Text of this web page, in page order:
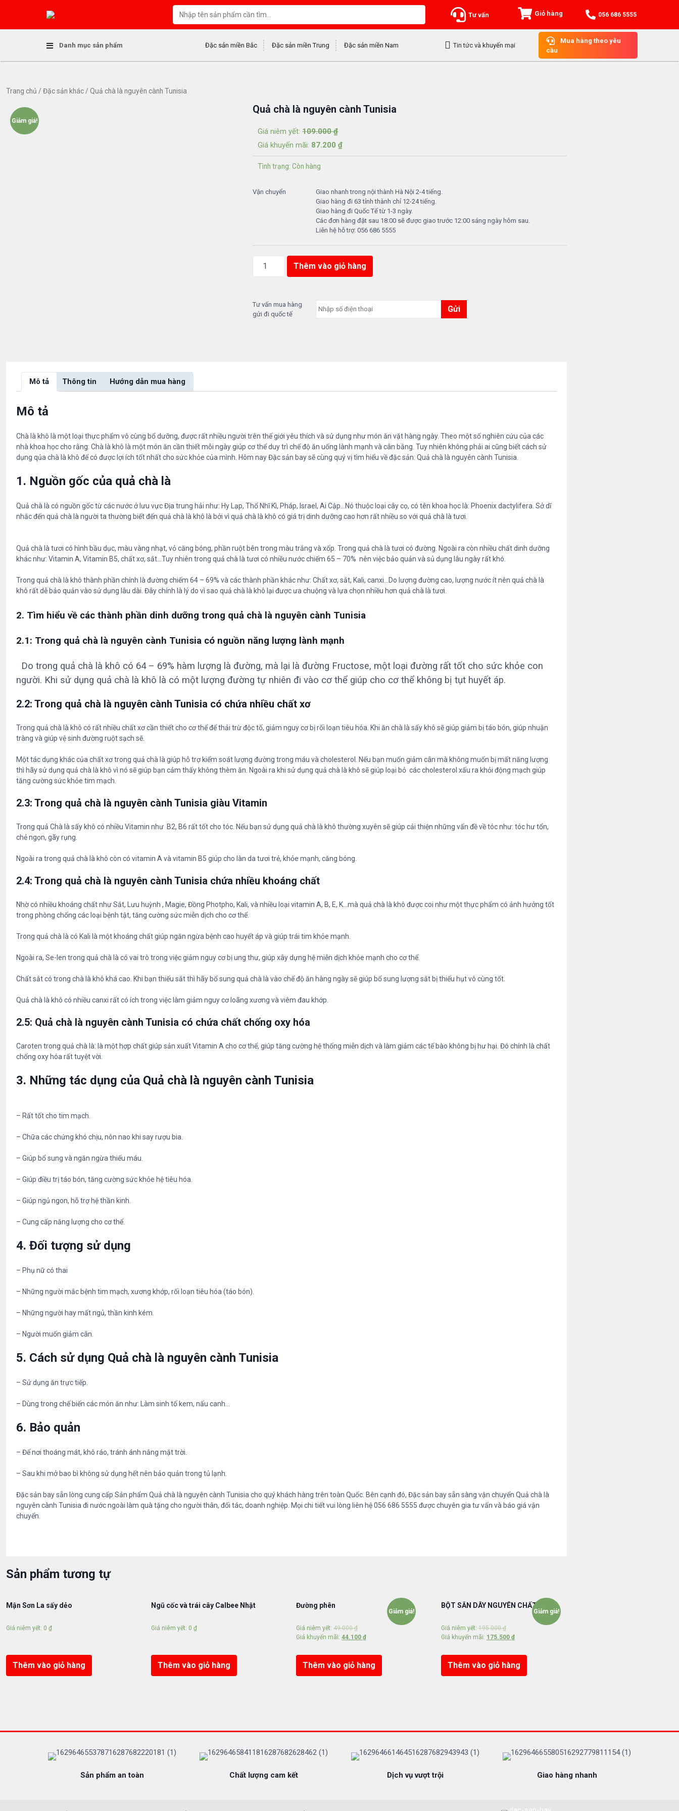
i
o
Tư vấn Giỏ hàng 056 686 5555
Danh mục sản phẩm Đặc sản miền Bắc Đặc sản miền Trung Đặc sản miền Nam Tin tức và khuyến mại
Mua hàng theo yêu
cầu
Trang chủ / Đặc sản khác / Quả chà là nguyên cành Tunisia
Giảm giá!
Quả chà là nguyên cành Tunisia
Giá niêm yết:109.000₫
Giá khuyến mãi: 87.200₫
Tình trạng: Còn hàng
Vận chuyển
Giao nhanh trong nội thành Hà Nội 2-4 tiếng.
Giao hàng đi 63 tỉnh thành chỉ 12-24 tiếng.
Giao hàng đi Quốc Tế từ 1-3 ngày.
Các đơn hàng đặt sau 18:00 sẽ được giao trước 12:00 sáng ngày hôm sau.
Liên hệ hỗ trợ: 056 686 5555
h
à
ê
n
h
T
s
i
ố
l
ợ
n
Thêm vào giỏ hàng
Tư vấn mua hàng
gửi đi quốc tế
Mô tả Thông tin Hướng dẫn mua hàng
Mô tả
Chà là khô là một loại thực phẩm vô cùng bổ dưỡng, được rất nhiều người trên thế giới yêu thích và sử dụng như món ăn vặt hàng ngày. Theo một số nghiên cứu của các
nhà khoa học cho rằng: Chà là khô là một món ăn cần thiết mỗi ngày giúp cơ thể duy trì chế độ ăn uống lành mạnh và cân bằng. Tuy nhiên không phải ai cũng biết cách sử
dụng qủa chà là khô để có được lợi ích tốt nhất cho sức khỏe của mình. Hôm nay Đặc sản bay sẽ cùng quý vị tìm hiểu về đặc sản: Quả chà là nguyên cành Tunisia.
1. Nguồn gốc của quả chà là
Quả chà là có nguồn gốc từ các nước ở lưu vực Địa trung hải như: Hy Lạp, Thổ Nhĩ Kì, Pháp, Israel, Ai Cập…Nó thuộc loại cây cọ, có tên khoa học là: Phoenix dactylifera. Sở dĩ
nhắc đến quả chà là người ta thường biết đến quả chà là khô là bởi vì quả chà là khô có giá trị dinh dưỡng cao hơn rất nhiều so với quả chà là tươi.
Quả chà là tươi có hình bầu dục, màu vàng nhạt, vỏ căng bóng, phần ruột bên trong màu trắng và xốp. Trong quả chà là tươi có đường. Ngoài ra còn nhiều chất dinh dưỡng
khác như: Vitamin A, Vitamin B5, chất xơ, sắt…Tuy nhiên trong quả chà là tươi có nhiều nước chiếm 65 – 70% nên việc bảo quản và sủ dụng lâu ngày rất khó.
Trong quả chà là khô thành phần chính là đường chiếm 64 – 69% và các thành phần khác như: Chất xơ, sắt, Kali, canxi…Do lượng đường cao, lượng nước ít nên quả chà là
khô rất dễ bảo quản vào sử dụng lâu dài. Đây chính là lý do vì sao quả chà là khô lại được ưa chuộng và lựa chọn nhiều hơn quả chà là tươi.
2. Tìm hiểu về các thành phần dinh dưỡng trong quả chà là nguyên cành Tunisia
2.1: Trong quả chà là nguyên cành Tunisia có nguồn năng lượng lành mạnh
Do trong quả chà là khô có 64 – 69% hàm lượng là đường, mà lại là đường Fructose, một loại đường rất tốt cho sức khỏe con
người. Khi sử dụng quả chà là khô là có một lượng đường tự nhiên đi vào cơ thể giúp cho cơ thể không bị tụt huyết áp.
2.2: Trong quả chà là nguyên cành Tunisia có chứa nhiều chất xơ
Trong quả chà là khô có rất nhiều chất xơ cần thiết cho cơ thể để thải trừ độc tố, giảm nguy cơ bị rối loạn tiêu hóa. Khi ăn chà là sấy khô sẽ giúp giảm bị táo bón, giúp nhuận
tràng và giúp vệ sinh đường ruột sạch sẽ.
Một tác dụng khác của chất xơ trong quả chà là giúp hỗ trợ kiểm soát lượng đường trong máu và cholesterol. Nếu bạn muốn giảm cân mà không muốn bị mất năng lượng
thì hãy sử dụng quả chà là khô vì nó sẽ giúp bạn cảm thấy không thèm ăn. Ngoài ra khi sử dụng quả chà là khô sẽ giúp loại bỏ các cholesterol xấu ra khỏi động mạch giúp
tăng cường sức khỏe tim mạch.
2.3: Trong quả chà là nguyên cành Tunisia giàu Vitamin
Trong quả Chà là sấy khô có nhiều Vitamin như B2, B6 rất tốt cho tóc. Nếu bạn sử dụng quả chà là khô thường xuyên sẽ giúp cải thiện những vấn đề về tóc như: tóc hư tổn,
chẻ ngọn, gãy rụng.
Ngoài ra trong quả chà là khô còn có vitamin A và vitamin B5 giúp cho làn da tươi trẻ, khỏe mạnh, căng bóng.
2.4: Trong quả chà là nguyên cành Tunisia chứa nhiều khoáng chất
Nhờ có nhiều khoáng chất như Sắt, Lưu huỳnh , Magie, Đồng Photpho, Kali, và nhiều loại vitamin A, B, E, K…mà quả chà là khô được coi như một thực phẩm có ảnh hưởng tốt
trong phòng chống các loại bệnh tật, tăng cường sức miễn dịch cho cơ thể.
Trong quả chà là có Kali là một khoáng chất giúp ngăn ngừa bệnh cao huyết áp và giúp trái tim khỏe mạnh.
Ngoài ra, Se-len trong quả chà là có vai trò trong việc giảm nguy cơ bị ung thư, giúp xây dựng hệ miễn dịch khỏe mạnh cho cơ thể.
Chất sắt có trong chà là khô khá cao. Khi bạn thiếu sắt thì hãy bổ sung quả chà là vào chế độ ăn hàng ngày sẽ giúp bổ sung lượng sắt bị thiếu hụt vô cùng tốt.
Quả chà là khô có nhiều canxi rất có ích trong việc làm giảm nguy cơ loãng xương và viêm đau khớp.
2.5: Quả chà là nguyên cành Tunisia có chứa chất chống oxy hóa
Caroten trong quả chà là: là một hợp chất giúp sản xuất Vitamin A cho cơ thể, giúp tăng cường hệ thống miễn dịch và làm giảm các tế bào không bị hư hại. Đó chính là chất
chống oxy hóa rất tuyệt vời.
3. Những tác dụng của Quả chà là nguyên cành Tunisia
– Rất tốt cho tim mạch.
– Chữa các chứng khó chịu, nôn nao khi say rượu bia.
– Giúp bổ sung và ngăn ngừa thiếu máu.
– Giúp điều trị táo bón, tăng cường sức khỏe hệ tiêu hóa.
– Giúp ngủ ngon, hỗ trợ hệ thần kinh.
– Cung cấp năng lượng cho cơ thể.
4. Đối tượng sử dụng
– Phụ nữ có thai
– Những người mắc bệnh tim mạch, xương khớp, rối loạn tiêu hóa (táo bón).
– Những người hay mất ngủ, thần kinh kém.
– Người muốn giảm cân.
5. Cách sử dụng Quả chà là nguyên cành Tunisia
– Sử dụng ăn trực tiếp.
– Dùng trong chế biến các món ăn như: Làm sinh tố kem, nấu canh…
6. Bảo quản
– Để nơi thoáng mát, khô ráo, tránh ánh nắng mặt trời.
– Sau khi mở bao bì không sử dụng hết nên bảo quản trong tủ lạnh.
Đặc sản bay sẵn lòng cung cấp Sản phẩm Quả chà là nguyên cành Tunisia cho quý khách hàng trên toàn Quốc. Bên cạnh đó, Đặc sản bay sẵn sàng vận chuyển Quả chà là
nguyên cành Tunisia đi nước ngoài làm quà tặng cho người thân, đối tác, doanh nghiệp. Mọi chi tiết vui lòng liên hệ 056 686 5555 được chuyên gia tư vấn và báo giá vận
chuyển.
Sản phẩm tương tự
Mận Sơn La sấy dẻo
Giá niêm yết: 0 ₫
Thêm vào giỏ hàng
Ngũ cốc và trái cây Calbee Nhật
Giá niêm yết: 0 ₫
Thêm vào giỏ hàng
Giảm giá!
Đường phên
Giá niêm yết: 49.000₫
Giá khuyến mãi: 44.100 ₫
Thêm vào giỏ hàng
Giảm giá!
BỘT SẮN DÂY NGUYÊN CHẤT
Giá niêm yết: 195.000₫
Giá khuyến mãi: 175.500 ₫
Thêm vào giỏ hàng
Sản phẩm an toàn Chất lượng cam kết Dịch vụ vượt trội Giao hàng nhanh